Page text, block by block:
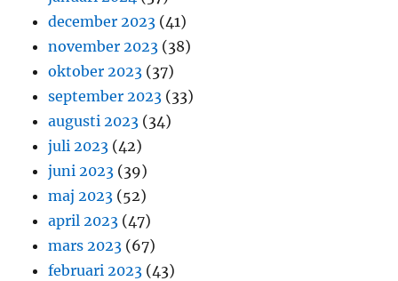
december 2023 (41)
november 2023 (38)
oktober 2023 (37)
september 2023 (33)
augusti 2023 (34)
juli 2023 (42)
juni 2023 (39)
maj 2023 (52)
april 2023 (47)
mars 2023 (67)
februari 2023 (43)